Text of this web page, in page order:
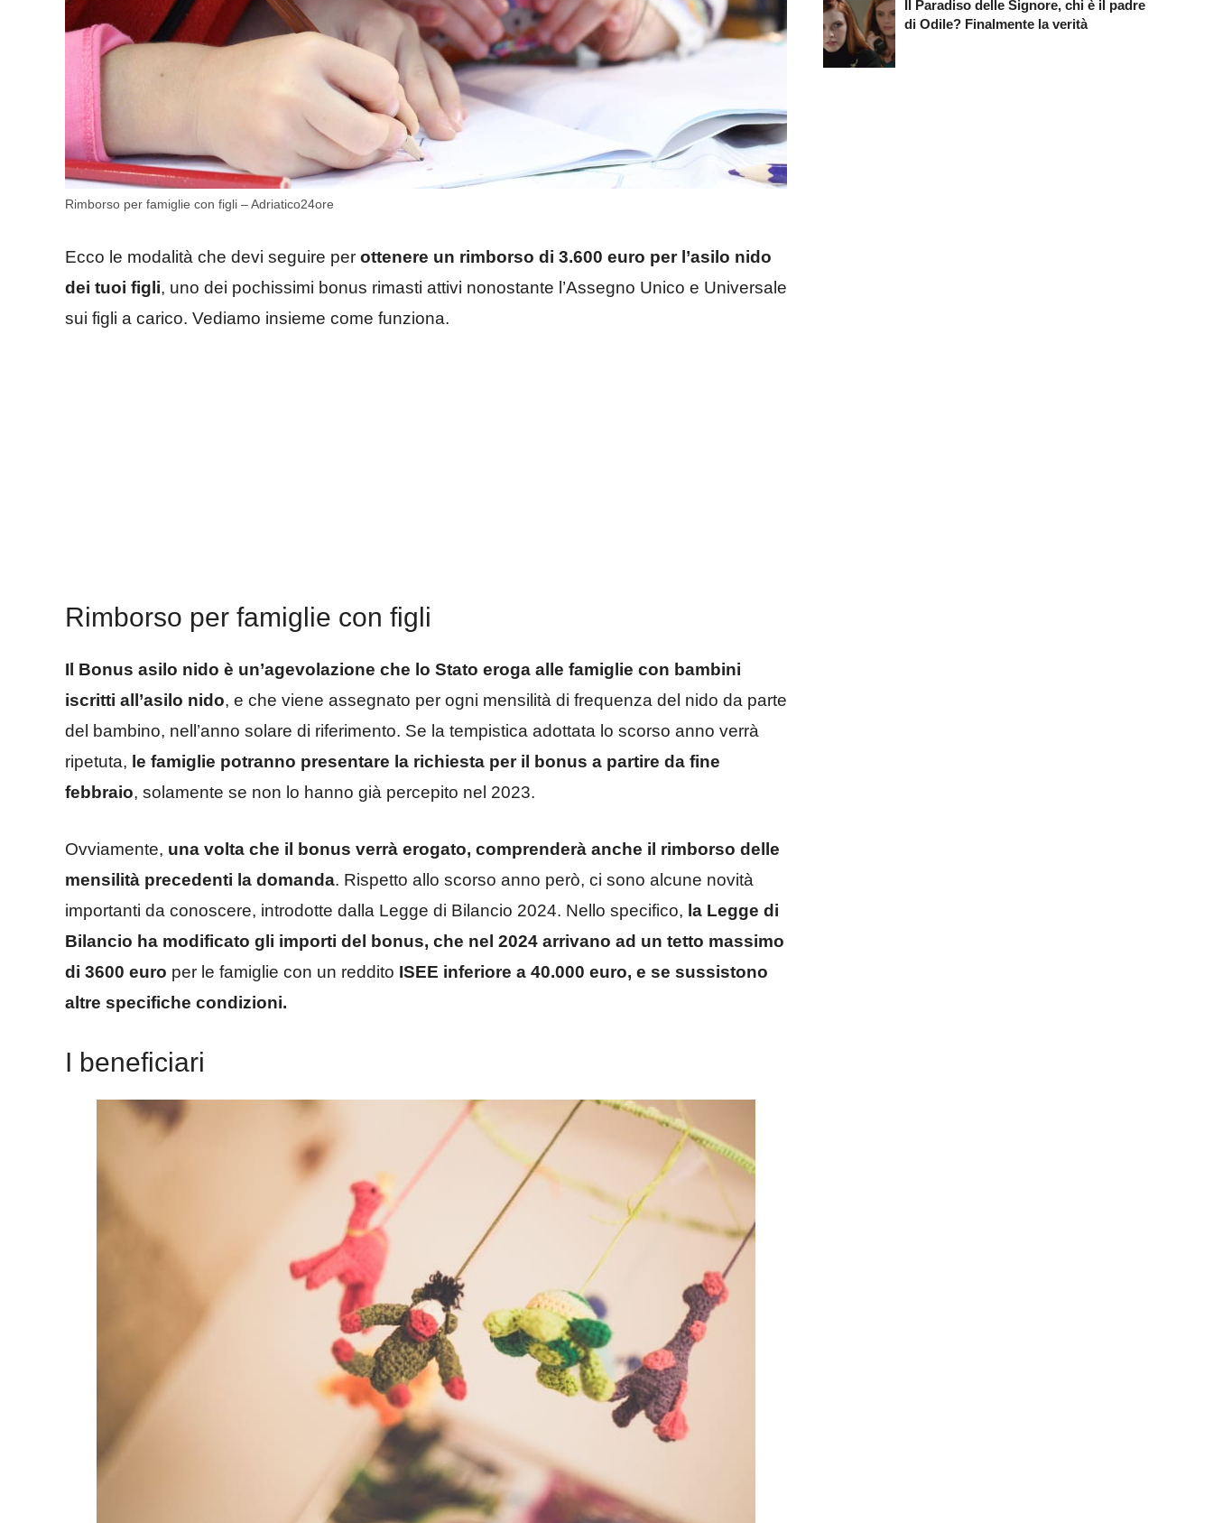
Rimborso per famiglie con figli – Adriatico24ore
Ecco le modalità che devi seguire per ottenere un rimborso di 3.600 euro per l’asilo nido
dei tuoi figli, uno dei pochissimi bonus rimasti attivi nonostante l’Assegno Unico e Universale
sui figli a carico. Vediamo insieme come funziona.
Rimborso per famiglie con figli
Il Bonus asilo nido è un’agevolazione che lo Stato eroga alle famiglie con bambini
iscritti all’asilo nido, e che viene assegnato per ogni mensilità di frequenza del nido da parte
del bambino, nell’anno solare di riferimento. Se la tempistica adottata lo scorso anno verrà
ripetuta, le famiglie potranno presentare la richiesta per il bonus a partire da fine
febbraio, solamente se non lo hanno già percepito nel 2023.
Ovviamente, una volta che il bonus verrà erogato, comprenderà anche il rimborso delle
mensilità precedenti la domanda. Rispetto allo scorso anno però, ci sono alcune novità
importanti da conoscere, introdotte dalla Legge di Bilancio 2024. Nello specifico, la Legge di
Bilancio ha modificato gli importi del bonus, che nel 2024 arrivano ad un tetto massimo
di 3600 euro per le famiglie con un reddito ISEE inferiore a 40.000 euro, e se sussistono
altre specifiche condizioni.
I beneficiari
Il Paradiso delle Signore, chi è il padre
di Odile? Finalmente la verità